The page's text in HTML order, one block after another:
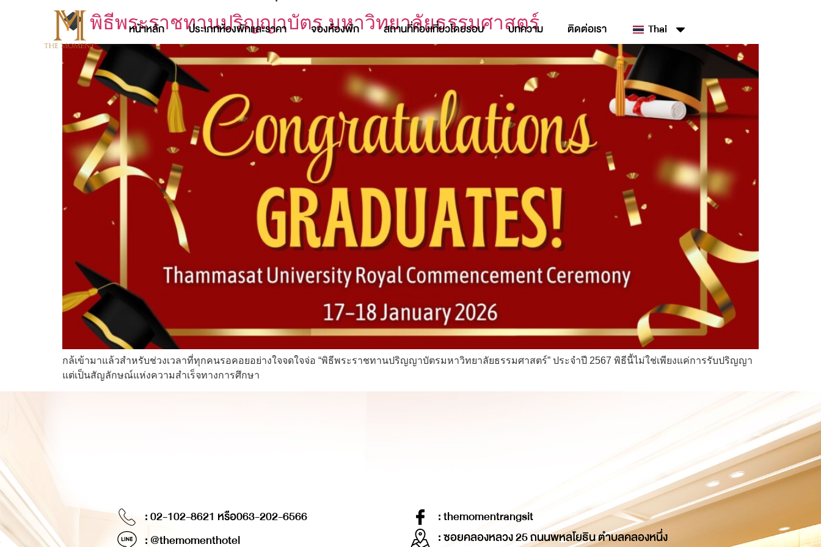
หน้าหลัก ประเภทห้องพักและราคา จองห้องพัก สถานที่ท่องเที่ยวโดยรอบ บทความ ติดต่อเรา Thai
พิธีพระราชทานปริญญาบัตร มหาวิทยาลัยธรรมศาสตร์
กล้เข้ามาแล้วสำหรับช่วงเวลาที่ทุกคนรอคอยอย่างใจจดใจจ่อ “พิธีพระราชทานปริญญาบัตรมหาวิทยาลัยธรรมศาสตร์” ประจำปี 2567 พิธีนี้ไม่ใช่เพียงแค่การรับปริญญา
แต่เป็นสัญลักษณ์แห่งความสำเร็จทางการศึกษา
: 02-102-8621 หรือ063-202-6566
: @themomenthotel
: themomentrangsit
: ซอยคลองหลวง 25 ถนนพหลโยธิน ตำบลคลองหนึ่ง